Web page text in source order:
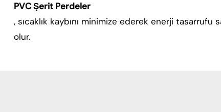
PVC Şerit Perdeler
, sıcaklık kaybını minimize ederek enerji tasarrufu
olur.